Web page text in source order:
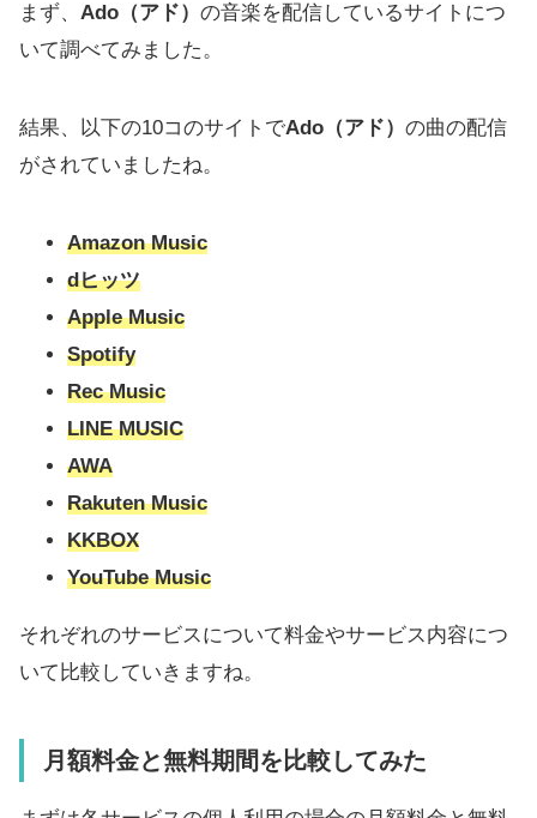
まず、 Ado（アド） の音楽を配信しているサイトにつ
いて調べてみました。
結果、以下の10コのサイトでAdo（アド） の曲の配信
がされていましたね。
Amazon Music
dヒッツ
Apple Music
Spotify
Rec Music
LINE MUSIC
AWA
Rakuten Music
KKBOX
YouTube Music
それぞれのサービスについて料金やサービス内容につ
いて比較していきますね。
月額料金と無料期間を比較してみた